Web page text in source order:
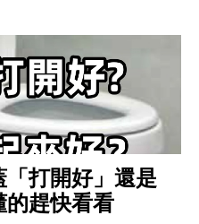
打開好」還是
的趕快看看